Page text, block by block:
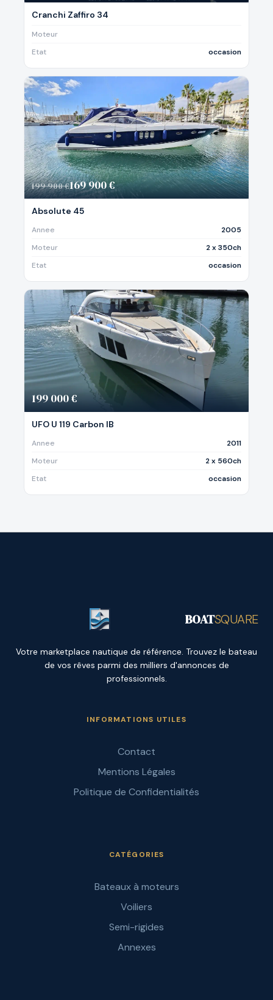
Cranchi Zaffiro 34
Moteur
Etat
occasion
199 900 €169 900 €
Absolute 45
Annee
2005
Moteur
2 x 350ch
Etat
occasion
199 000 €
UFO U 119 Carbon IB
Annee
2011
Moteur
2 x 560ch
Etat
occasion
BOATSQUARE
Votre marketplace nautique de référence. Trouvez le bateau
de vos rêves parmi des milliers d'annonces de
professionnels.
INFORMATIONS UTILES
Contact
Mentions Légales
Politique de Confidentialités
CATÉGORIES
Bateaux à moteurs
Voiliers
Semi-rigides
Annexes